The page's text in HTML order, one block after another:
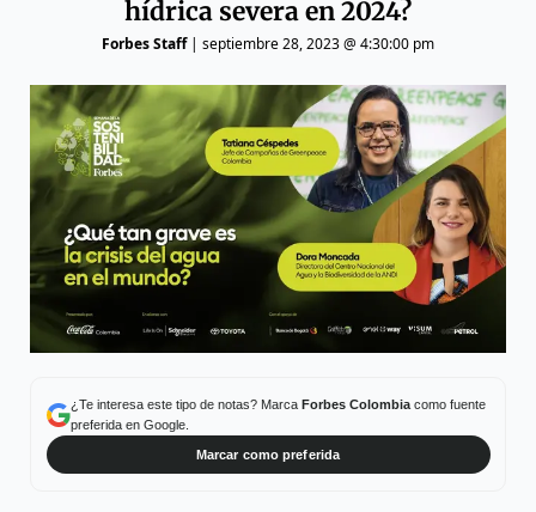
hídrica severa en 2024?
Forbes Staff| septiembre 28, 2023 @ 4:30:00 pm
¿Te interesa este tipo de notas? Marca Forbes Colombiacomo fuente
preferida en Google.
Marcar como preferida